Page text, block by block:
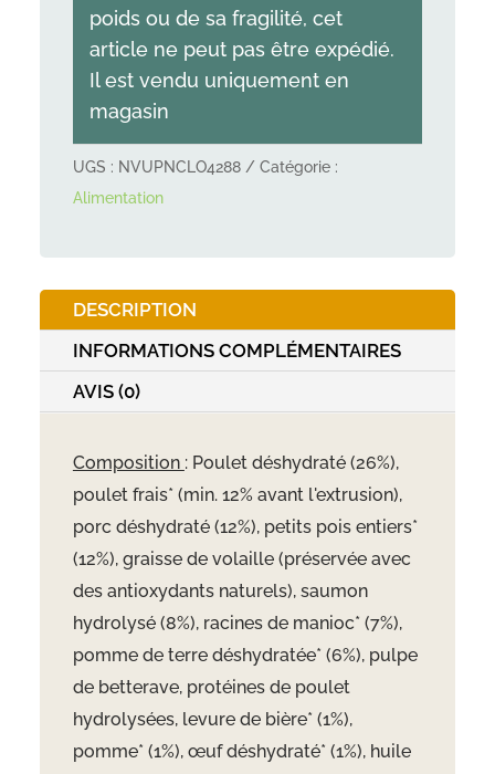
poids ou de sa fragilité, cet
article ne peut pas être expédié.
Il est vendu uniquement en
magasin
UGS : NVUPNCLO4288
Catégorie :
Alimentation
DESCRIPTION
INFORMATIONS COMPLÉMENTAIRES
AVIS (0)
Composition : Poulet déshydraté (26%),
poulet frais* (min. 12% avant l'extrusion),
porc déshydraté (12%), petits pois entiers*
(12%), graisse de volaille (préservée avec
des antioxydants naturels), saumon
hydrolysé (8%), racines de manioc* (7%),
pomme de terre déshydratée* (6%), pulpe
de betterave, protéines de poulet
hydrolysées, levure de bière* (1%),
pomme* (1%), œuf déshydraté* (1%), huile